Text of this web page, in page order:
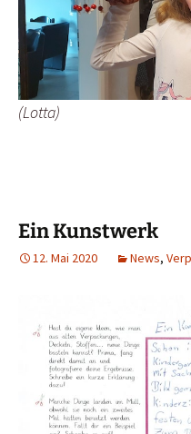
(Lotta)
Ein Kunstwerk
12. Mai 2020 News,